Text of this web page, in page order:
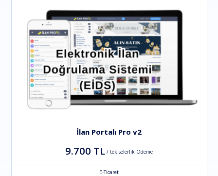
İlan Portalı Pro v2
9.700 TL / tek seferlik Ödeme
E-Ticaret